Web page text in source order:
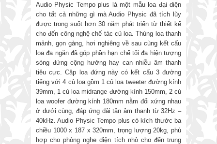
Audio Physic Tempo plus là một mẫu loa đại diện
cho tất cả những gì mà Audio Physic đã tích lũy
được trong suốt hơn 30 năm phát triển từ thiết kế
cho đến công nghệ chế tác củ loa. Thùng loa thanh
mảnh, gọn gàng, hơi nghiêng về sau cùng kết cấu
loa đa ngăn đã góp phần hạn chế tối đa hiện tượng
sóng đứng cộng hưởng hay can nhiễu âm thanh
tiêu cực. Cặp loa đứng này có kết cấu 3 đường
tiếng với 4 củ loa gồm 1 củ loa tweeter đường kính
39mm, 1 củ loa midrange đường kính 150mm, 2 củ
loa woofer đường kính 180mm nằm đối xứng nhau
ở dưới cùng, đáp ứng dải tần âm thanh từ 32Hz –
40kHz. Audio Physic Tempo plus có kích thước ba
chiều 1000 x 187 x 320mm, trọng lượng 20kg, phù
hợp cho phòng nghe diện tích nhỏ cho đến trung